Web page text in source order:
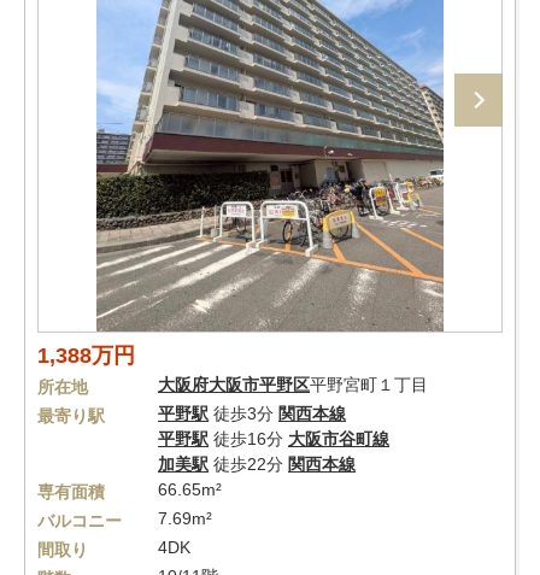
1,388万円
所在地 大阪府大阪市平野区平野宮町１丁目
最寄り駅
平野駅 徒歩3分 関西本線
平野駅 徒歩16分 大阪市谷町線
加美駅 徒歩22分 関西本線
専有面積
66.65m²
バルコニー
7.69m²
間取り
4DK